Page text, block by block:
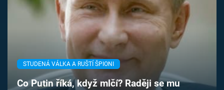
Pořady
TV Program
Časopis
Sledujte prima+
STUDENÁ VÁLKA A RUŠTÍ ŠPIONI
Co Putin říká, když mlčí? Raději se mu